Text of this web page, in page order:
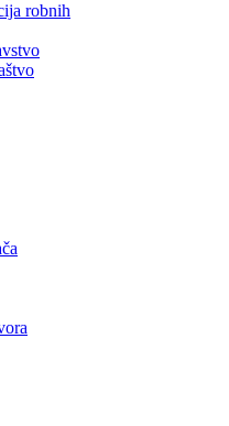
robnih